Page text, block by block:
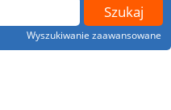
Wyszukiwanie zaawansowane